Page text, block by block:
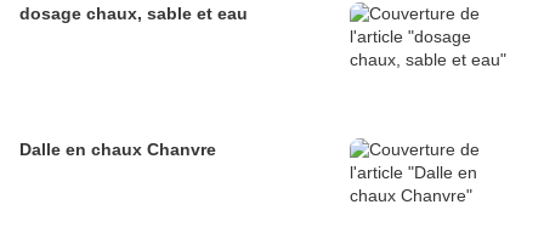
dosage chaux, sable et eau
Dalle en chaux Chanvre